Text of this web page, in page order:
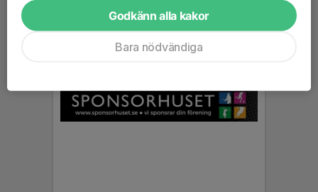
Godkänn alla kakor
Bara nödvändiga